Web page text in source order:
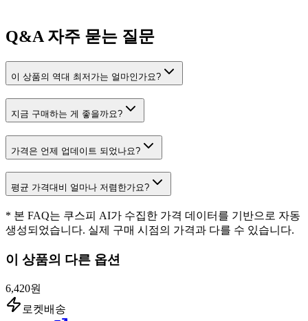
Q&A자주 묻는 질문
이 상품의 역대 최저가는 얼마인가요?
지금 구매하는 게 좋을까요?
가격은 언제 업데이트 되었나요?
평균 가격대비 얼마나 저렴한가요?
* 본 FAQ는 쿠스피 AI가 수집한 가격 데이터를 기반으로 자동
생성되었습니다. 실제 구매 시점의 가격과 다를 수 있습니다.
이 상품의 다른 옵션
6,420원
로켓배송